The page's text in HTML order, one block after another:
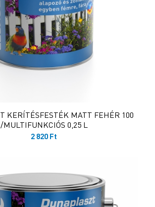
KERÍTÉSFESTÉK MATT FEHÉR 100
/MULTIFUNKCIÓS 0,25 L
2 820 Ft